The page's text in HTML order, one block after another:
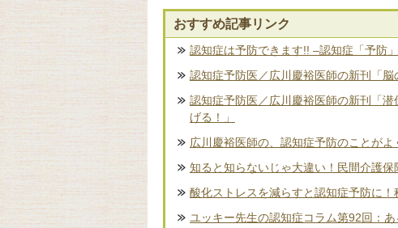
おすすめ記事リンク
認知症は予防できます!! –認知症「予防
認知症予防医／広川慶裕医師の新刊「
認知症予防医／広川慶裕医師の新刊「
げる！」
広川慶裕医師の、認知症予防のことが
知ると知らないじゃ大違い！民間介護保
酸化ストレスを減らすと認知症予防に！
ユッキー先生の認知症コラム第92回：